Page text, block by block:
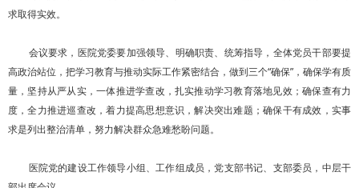
求取得实效。
会议要求，医院党委要加强领导、明确职责、统筹指导，全体党员干部要提
高政治站位，把学习教育与推动实际工作紧密结合，做到三个“确保”，确保学有质
量，坚持从严从实，一体推进学查改，扎实推动学习教育落地见效；确保查有力
度，全力推进巡查改，着力提高思想意识，解决突出难题；确保干有成效，实事
求是列出整治清单，努力解决群众急难愁盼问题。
医院党的建设工作领导小组、工作组成员，党支部书记、支部委员，中层干